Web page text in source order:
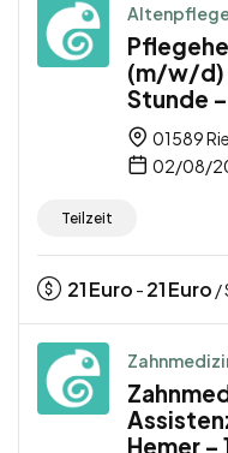
(m/w/d)
Stunde
01589
02/08/
Teilzeit
21Euro - 21Euro /
Hemer –